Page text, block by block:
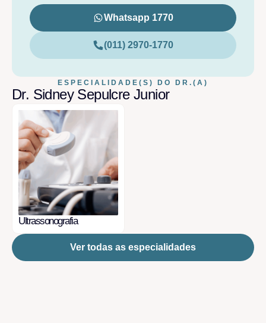
Whatsapp 1770
(011) 2970-1770
ESPECIALIDADE(S) DO DR.(A)
Dr. Sidney Sepulcre Junior
Ultrassonografia
Ver todas as especialidades